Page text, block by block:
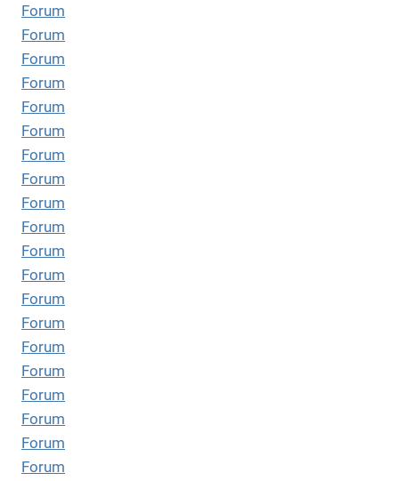
Forum
Forum
Forum
Forum
Forum
Forum
Forum
Forum
Forum
Forum
Forum
Forum
Forum
Forum
Forum
Forum
Forum
Forum
Forum
Forum